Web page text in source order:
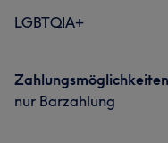
LGBTQIA+
Zahlungsmöglichkeiten
nur Barzahlung